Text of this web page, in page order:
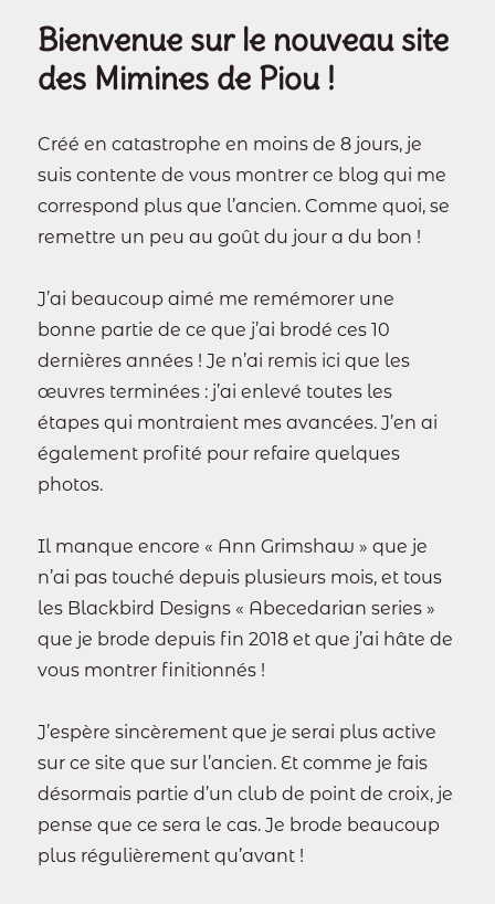
Bienvenue sur le nouveau site
des Mimines de Piou !
Créé en catastrophe en moins de 8 jours, je
suis contente de vous montrer ce blog qui me
correspond plus que l’ancien. Comme quoi, se
remettre un peu au goût du jour a du bon !
J’ai beaucoup aimé me remémorer une
bonne partie de ce que j’ai brodé ces 10
dernières années ! Je n’ai remis ici que les
œuvres terminées : j’ai enlevé toutes les
étapes qui montraient mes avancées. J’en ai
également profité pour refaire quelques
photos.
Il manque encore « Ann Grimshaw » que je
n’ai pas touché depuis plusieurs mois, et tous
les Blackbird Designs « Abecedarian series »
que je brode depuis fin 2018 et que j’ai hâte de
vous montrer finitionnés !
J’espère sincèrement que je serai plus active
sur ce site que sur l’ancien. Et comme je fais
désormais partie d’un club de point de croix, je
pense que ce sera le cas. Je brode beaucoup
plus régulièrement qu’avant !